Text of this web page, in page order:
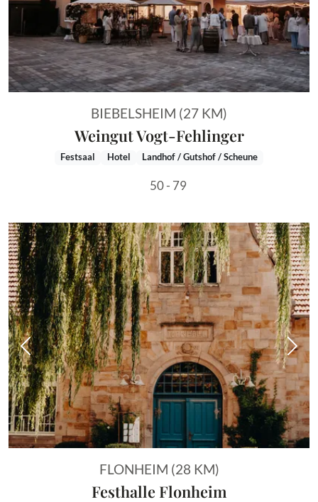
BIEBELSHEIM (27 KM)
Weingut Vogt-Fehlinger
Festsaal Hotel Landhof / Gutshof / Scheune
50 - 79
Vorheriges Bild
FLONHEIM (28 KM)
Festhalle Flonheim